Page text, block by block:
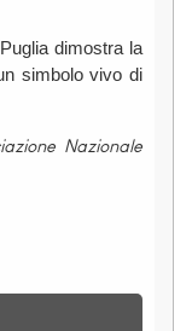
dimostra la
simbolo vivo di
Nazionale